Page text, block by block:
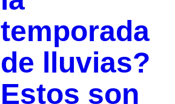
temporada
de lluvias?
Estos son